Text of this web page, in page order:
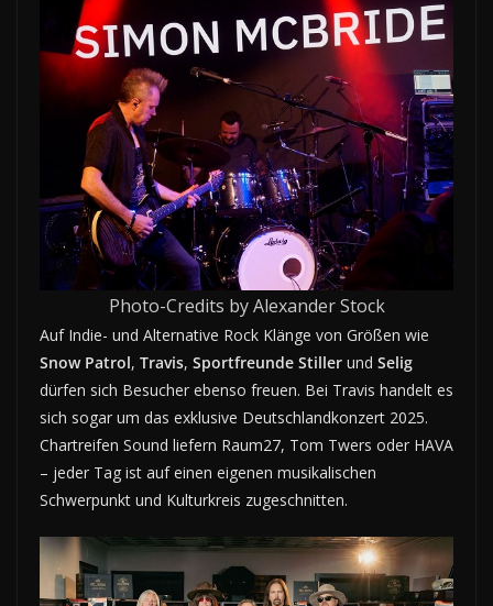
Photo-Credits by Alexander Stock
Auf Indie- und Alternative Rock Klänge von Größen wie
Snow Patrol, Travis, Sportfreunde Stiller und Selig
dürfen sich Besucher ebenso freuen. Bei Travis handelt es
sich sogar um das exklusive Deutschlandkonzert 2025.
Chartreifen Sound liefern Raum27, Tom Twers oder HAVA
– jeder Tag ist auf einen eigenen musikalischen
Schwerpunkt und Kulturkreis zugeschnitten.